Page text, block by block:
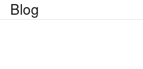
Blog